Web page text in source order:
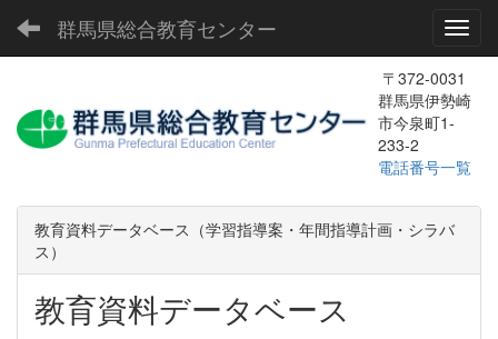
群馬県総合教育センター
〒372-0031
群馬県伊勢崎
市今泉町1-
233-2
電話番号一覧
教育資料データベース（学習指導案・年間指導計画・シラバ
ス）
教育資料データベース